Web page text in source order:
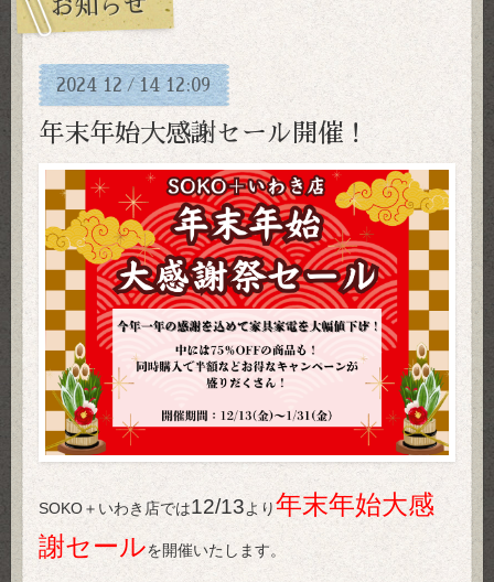
お知らせ
2024 12 /14 12:09
年末年始大感謝セール開催！
SOKO＋いわき店では12/13より年末年始大感
謝セールを開催いたします。